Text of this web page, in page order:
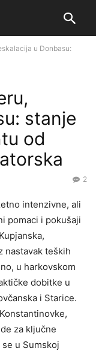
u Donbasu:
stanje
od
2
intenzivne, ali
pomaci i pokušaji
nastavak teških
u harkovskom
dobitke u
i Starice.
za ključne
u Sumskoj